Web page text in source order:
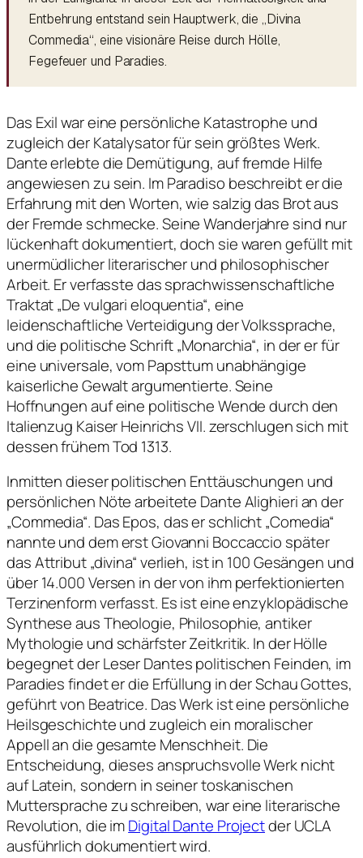
Entbehrung entstand sein Hauptwerk, die „Divina
Commedia“, eine visionäre Reise durch Hölle,
Fegefeuer und Paradies.
Das Exil war eine persönliche Katastrophe und
zugleich der Katalysator für sein größtes Werk.
Dante erlebte die Demütigung, auf fremde Hilfe
angewiesen zu sein. Im Paradiso beschreibt er die
Erfahrung mit den Worten, wie salzig das Brot aus
der Fremde schmecke. Seine Wanderjahre sind nur
lückenhaft dokumentiert, doch sie waren gefüllt mit
unermüdlicher literarischer und philosophischer
Arbeit. Er verfasste das sprachwissenschaftliche
Traktat „De vulgari eloquentia“, eine
leidenschaftliche Verteidigung der Volkssprache,
und die politische Schrift „Monarchia“, in der er für
eine universale, vom Papsttum unabhängige
kaiserliche Gewalt argumentierte. Seine
Hoffnungen auf eine politische Wende durch den
Italienzug Kaiser Heinrichs VII. zerschlugen sich mit
dessen frühem Tod 1313.
Inmitten dieser politischen Enttäuschungen und
persönlichen Nöte arbeitete Dante Alighieri an der
„Commedia“. Das Epos, das er schlicht „Comedia“
nannte und dem erst Giovanni Boccaccio später
das Attribut „divina“ verlieh, ist in 100 Gesängen und
über 14.000 Versen in der von ihm perfektionierten
Terzinenform verfasst. Es ist eine enzyklopädische
Synthese aus Theologie, Philosophie, antiker
Mythologie und schärfster Zeitkritik. In der Hölle
begegnet der Leser Dantes politischen Feinden, im
Paradies findet er die Erfüllung in der Schau Gottes,
geführt von Beatrice. Das Werk ist eine persönliche
Heilsgeschichte und zugleich ein moralischer
Appell an die gesamte Menschheit. Die
Entscheidung, dieses anspruchsvolle Werk nicht
auf Latein, sondern in seiner toskanischen
Muttersprache zu schreiben, war eine literarische
Revolution, die imDigital Dante Projectder UCLA
ausführlich dokumentiert wird.